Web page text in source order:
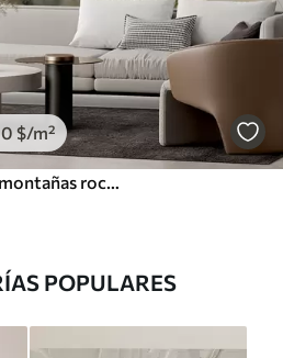
$/m²
POPULARES